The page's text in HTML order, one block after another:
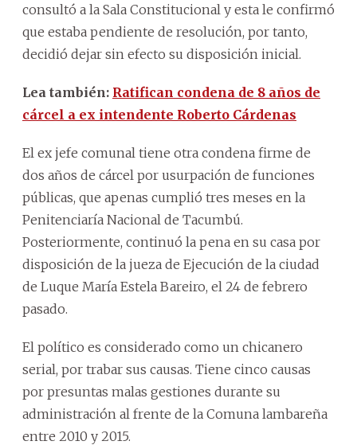
consultó a la Sala Constitucional y esta le confirmó
que estaba pendiente de resolución, por tanto,
decidió dejar sin efecto su disposición inicial.
Lea también: Ratifican condena de 8 años de
cárcel a ex intendente Roberto Cárdenas
El ex jefe comunal tiene otra condena firme de
dos años de cárcel por usurpación de funciones
públicas, que apenas cumplió tres meses en la
Penitenciaría Nacional de Tacumbú.
Posteriormente, continuó la pena en su casa por
disposición de la jueza de Ejecución de la ciudad
de Luque María Estela Bareiro, el 24 de febrero
pasado.
El político es considerado como un chicanero
serial, por trabar sus causas. Tiene cinco causas
por presuntas malas gestiones durante su
administración al frente de la Comuna lambareña
entre 2010 y 2015.